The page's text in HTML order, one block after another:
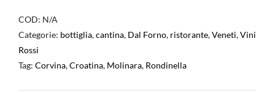
COD: N/A
Categorie: bottiglia,cantina, Dal Forno, ristorante,Veneti,Vini
Rossi
Tag: Corvina,Croatina, Molinara, Rondinella